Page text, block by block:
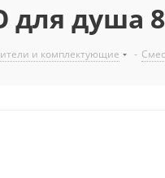
для душа
и комплектующие -